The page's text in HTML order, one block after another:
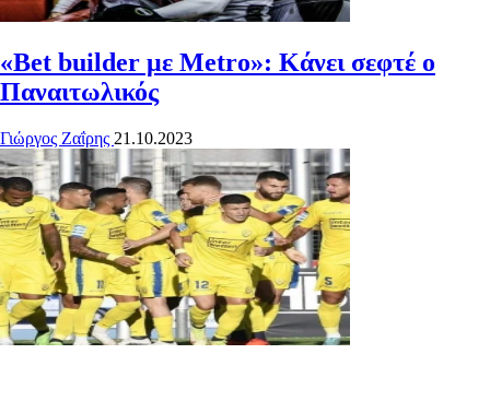
«Bet builder με Metro»: Κάνει σεφτέ ο
Παναιτωλικός
Γιώργος Ζαΐρης 21.10.2023